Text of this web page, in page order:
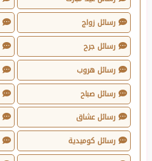
رسائل زواج
رسائل جرح
رسائل هروب
رسائل صباح
رسائل عشاق
رسائل كوميدية